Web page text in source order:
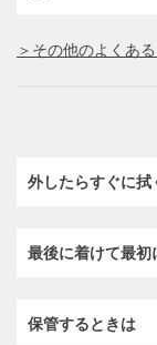
＞その他のよくあ
外したらすぐに拭
最後に着けて最初
保管するときは